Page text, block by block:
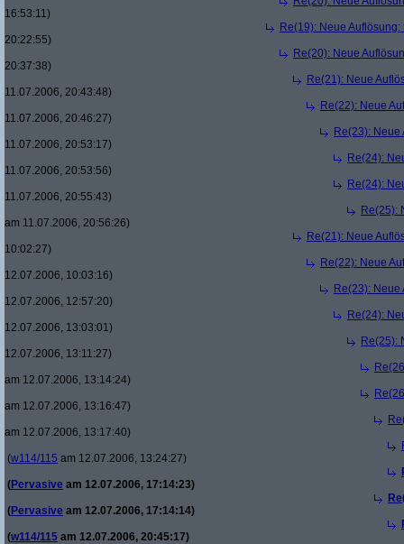
16:53:11)
Re(19): Neue
20:22:55)
Re(20): Neue
20:37:38)
Re(21): Neue
11.07.2006, 20:43:48)
Re(22): Neue
11.07.2006, 20:46:27)
Re(23):
11.07.2006, 20:53:17)
Re(24):
11.07.2006, 20:53:56)
Re(24):
11.07.2006, 20:55:43)
Re(25):
am 11.07.2006, 20:56:26)
Re(21): Neue
10:02:27)
Re(22): Neue
12.07.2006, 10:03:16)
Re(23):
12.07.2006, 12:57:20)
Re(24):
12.07.2006, 13:03:01)
Re(25):
12.07.2006, 13:11:27)
am 12.07.2006, 13:14:24)
am 12.07.2006, 13:16:47)
am 12.07.2006, 13:17:40)
(w114/115 am 12.07.2006, 13:24:27)
(Pervasive am 12.07.2006, 17:14:23)
(Pervasive am 12.07.2006, 17:14:14)
(w114/115 am 12.07.2006, 20:45:17)